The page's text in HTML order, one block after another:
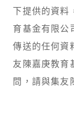
下提供的資料
育基金有限公
傳送的任何資
友陳嘉庚教育
問，請與集友